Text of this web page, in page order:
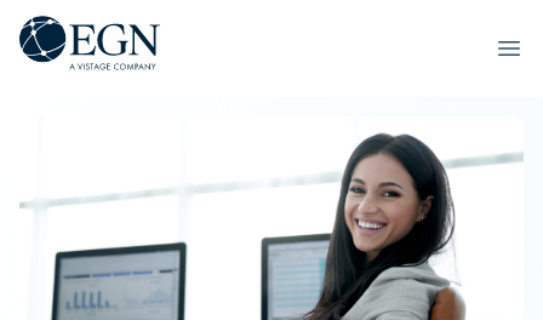
Spring til indhold
Executives' Global Network